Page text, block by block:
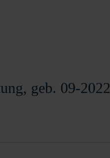
geb. 09-2022